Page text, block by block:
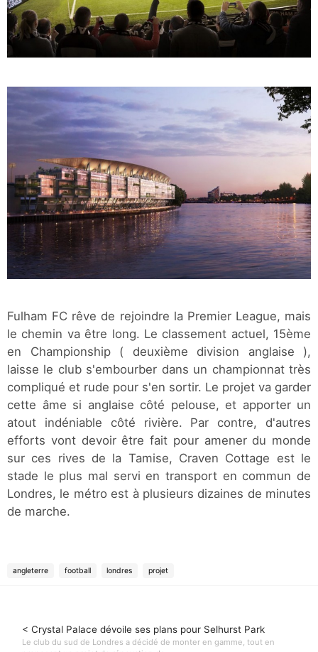
Fulham FC rêve de rejoindre la Premier League, mais
le chemin va être long. Le classement actuel, 15ème
en Championship ( deuxième division anglaise ),
laisse le club s'embourber dans un championnat très
compliqué et rude pour s'en sortir. Le projet va garder
cette âme si anglaise côté pelouse, et apporter un
atout indéniable côté rivière. Par contre, d'autres
efforts vont devoir être fait pour amener du monde
sur ces rives de la Tamise, Craven Cottage est le
stade le plus mal servi en transport en commun de
Londres, le métro est à plusieurs dizaines de minutes
de marche.
angleterre football londres projet
< Crystal Palace dévoile ses plans pour Selhurst Park
Le club du sud de Londres a décidé de monter en gamme, tout en